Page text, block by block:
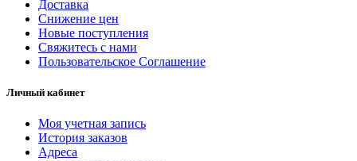
Доставка
Снижение цен
Новые поступления
Свяжитесь с нами
Пользовательское Соглашение
Личный кабинет
Моя учетная запись
История заказов
Адреса